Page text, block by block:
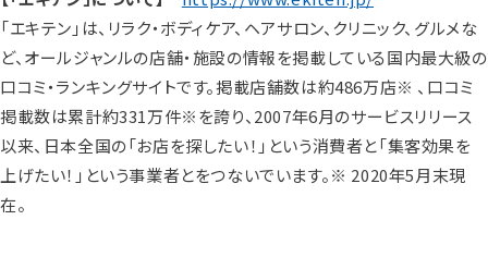
「エキテン」は、リラク・ボディケア、ヘアサロン、クリニック、グルメな
ど、オールジャンルの店舗・施設の情報を掲載している国内最大級の
口コミ・ランキングサイトです。掲載店舗数は約486万店※ 、口コミ
掲載数は累計約331万件※を誇り、2007年6月のサービスリリース
以来、日本全国の「お店を探したい！」という消費者と「集客効果を
上げたい！」という事業者とをつないでいます。※ 2020年5月末現
在。